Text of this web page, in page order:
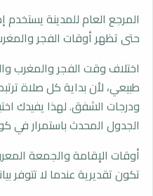
حتى تظهر أوقات الفجر
اختلاف وقت الفجر والمغرب
طبيعي، لأن بداية كل صلاة
ودرجات الشفق. لهذا يفيدك
الجدول المحدث باستمرار في
أوقات الإقامة والجمعة
تكون تقديرية عندما لا